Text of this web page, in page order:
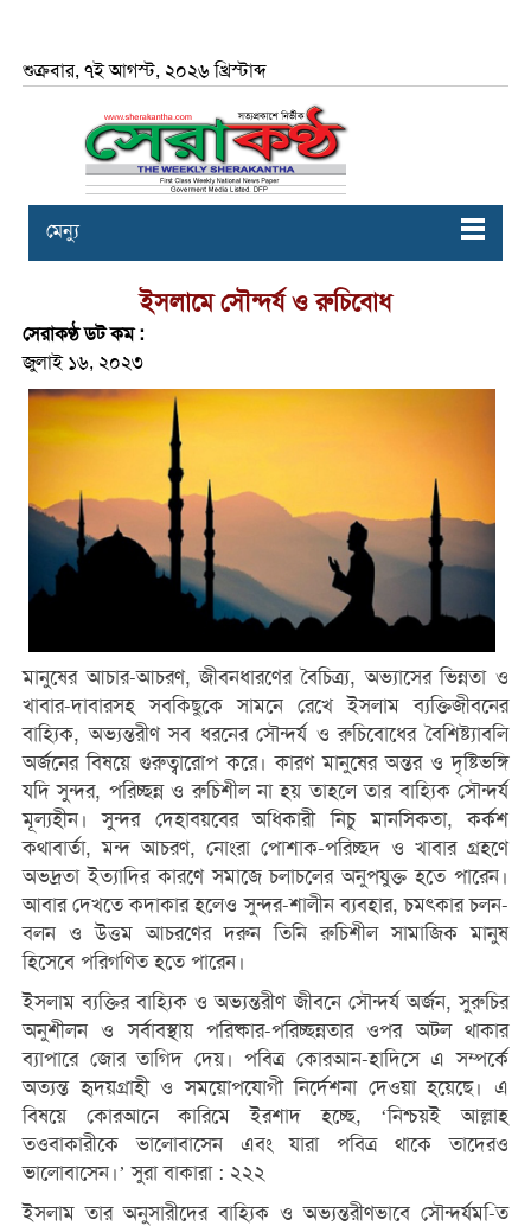
শুক্রবার, ৭ই আগস্ট, ২০২৬ খ্রিস্টাব্দ
মেন্যু
ইসলামে সৌন্দর্য ও রুচিবোধ
সেরাকণ্ঠ ডট কম :
জুলাই ১৬, ২০২৩
মানুষের আচার-আচরণ, জীবনধারণের বৈচিত্র্য, অভ্যাসের ভিন্নতা ও
খাবার-দাবারসহ সবকিছুকে সামনে রেখে ইসলাম ব্যক্তিজীবনের
বাহ্যিক, অভ্যন্তরীণ সব ধরনের সৌন্দর্য ও রুচিবোধের বৈশিষ্ট্যাবলি
অর্জনের বিষয়ে গুরুত্বারোপ করে। কারণ মানুষের অন্তর ও দৃষ্টিভঙ্গি
যদি সুন্দর, পরিচ্ছন্ন ও রুচিশীল না হয় তাহলে তার বাহ্যিক সৌন্দর্য
মূল্যহীন। সুন্দর দেহাবয়বের অধিকারী নিচু মানসিকতা, কর্কশ
কথাবার্তা, মন্দ আচরণ, নোংরা পোশাক-পরিচ্ছদ ও খাবার গ্রহণে
অভদ্রতা ইত্যাদির কারণে সমাজে চলাচলের অনুপযুক্ত হতে পারেন।
আবার দেখতে কদাকার হলেও সুন্দর-শালীন ব্যবহার, চমৎকার চলন-
বলন ও উত্তম আচরণের দরুন তিনি রুচিশীল সামাজিক মানুষ
হিসেবে পরিগণিত হতে পারেন।
ইসলাম ব্যক্তির বাহ্যিক ও অভ্যন্তরীণ জীবনে সৌন্দর্য অর্জন, সুরুচির
অনুশীলন ও সর্বাবস্থায় পরিষ্কার-পরিচ্ছন্নতার ওপর অটল থাকার
ব্যাপারে জোর তাগিদ দেয়। পবিত্র কোরআন-হাদিসে এ সম্পর্কে
অত্যন্ত হৃদয়গ্রাহী ও সময়োপযোগী নির্দেশনা দেওয়া হয়েছে। এ
বিষয়ে কোরআনে কারিমে ইরশাদ হচ্ছে, ‘নিশ্চয়ই আল্লাহ
তওবাকারীকে ভালোবাসেন এবং যারা পবিত্র থাকে তাদেরও
ভালোবাসেন।’ সুরা বাকারা : ২২২
ইসলাম তার অনুসারীদের বাহ্যিক ও অভ্যন্তরীণভাবে সৌন্দর্যম-িত